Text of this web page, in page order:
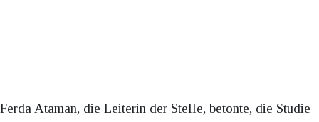
Ferda Ataman, die Leiterin der Stelle, betonte, die Studie